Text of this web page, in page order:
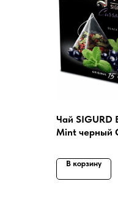
Чай SIGURD
Mint черный
В корзину